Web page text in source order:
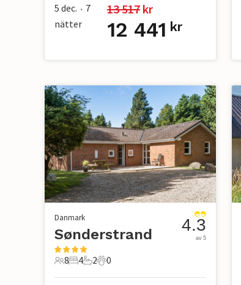
5 dec. • 7
nätter
13 517 kr
12 441 kr
Danmark
Sønderstrand
8 Gäster
8
4 Sovrum
4
2 Badrum
2
0 Husdjur
0
4.3
av 5